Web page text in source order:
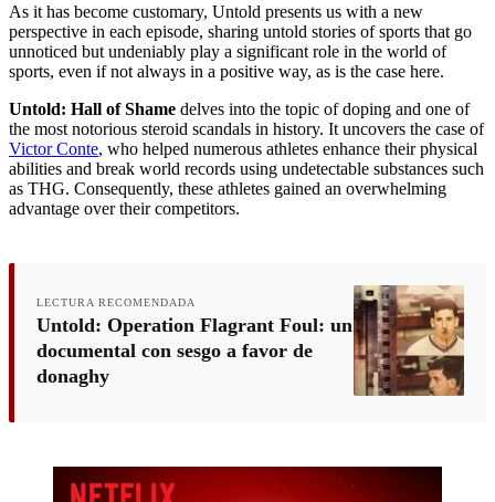
As it has become customary, Untold presents us with a new
perspective in each episode, sharing untold stories of sports that go
unnoticed but undeniably play a significant role in the world of
sports, even if not always in a positive way, as is the case here.
Untold: Hall of Shame delves into the topic of doping and one of
the most notorious steroid scandals in history. It uncovers the case of
Victor Conte, who helped numerous athletes enhance their physical
abilities and break world records using undetectable substances such
as THG. Consequently, these athletes gained an overwhelming
advantage over their competitors.
LECTURA RECOMENDADA
Untold: Operation Flagrant Foul: un
documental con sesgo a favor de
donaghy